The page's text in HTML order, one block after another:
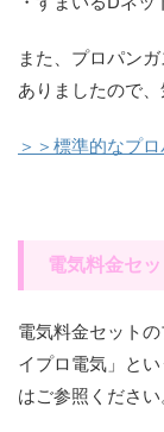
また、プロパン
ありましたので
＞＞標準的なプ
電気料金セ
電気料金セット
イプロ電気」と
はご参照ください